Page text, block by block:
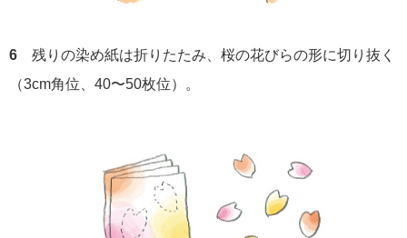
6 残りの染め紙は折りたたみ、桜の花びらの形に切り抜く
（3cm角位、40〜50枚位）。